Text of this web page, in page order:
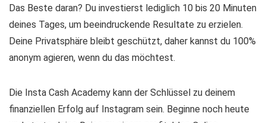
Das Beste daran? Du investierst lediglich 10 bis 20 Minuten
deines Tages, um beeindruckende Resultate zu erzielen.
Deine Privatsphäre bleibt geschützt, daher kannst du 100%
anonym agieren, wenn du das möchtest.
Die Insta Cash Academy kann der Schlüssel zu deinem
finanziellen Erfolg auf Instagram sein. Beginne noch heute